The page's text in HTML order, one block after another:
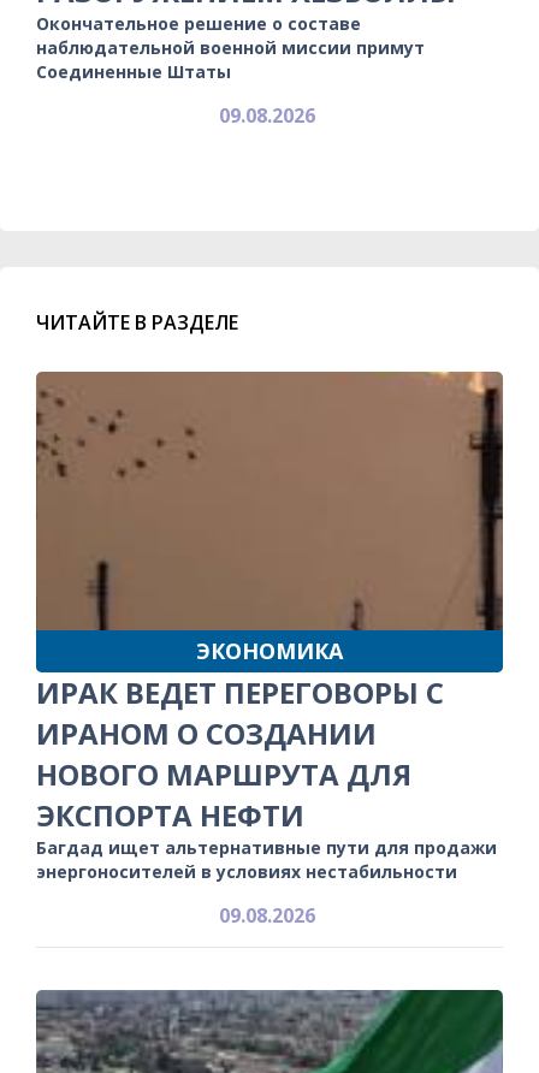
Окончательное решение о составе
наблюдательной военной миссии примут
Соединенные Штаты
09.08.2026
ЧИТАЙТЕ В РАЗДЕЛЕ
ЭКОНОМИКА
ИРАК ВЕДЕТ ПЕРЕГОВОРЫ С
ИРАНОМ О СОЗДАНИИ
НОВОГО МАРШРУТА ДЛЯ
ЭКСПОРТА НЕФТИ
Багдад ищет альтернативные пути для продажи
энергоносителей в условиях нестабильности
09.08.2026